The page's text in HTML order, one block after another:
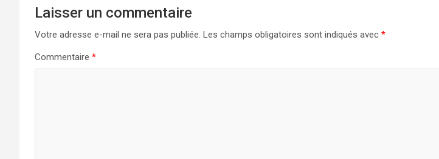
Laisser un commentaire
Votre adresse e-mail ne sera pas publiée. Les champs obligatoires sont indiqués avec *
Commentaire *